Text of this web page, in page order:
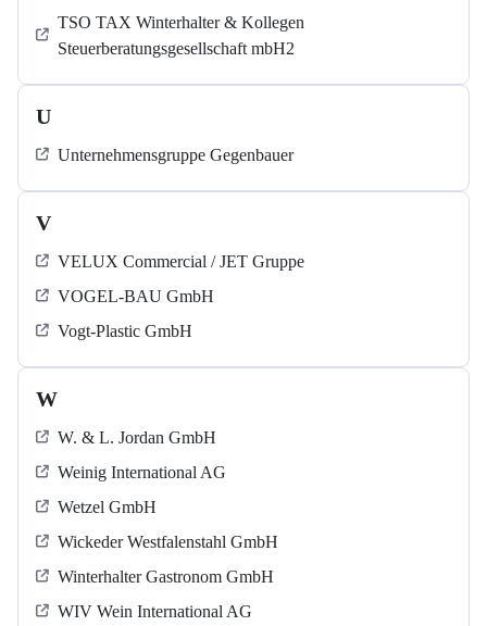
TSO TAX Winterhalter & Kollegen
Steuerberatungsgesellschaft mbH2
U
Unternehmensgruppe Gegenbauer
V
VELUX Commercial / JET Gruppe
VOGEL-BAU GmbH
Vogt-Plastic GmbH
W
W. & L. Jordan GmbH
Weinig International AG
Wetzel GmbH
Wickeder Westfalenstahl GmbH
Winterhalter Gastronom GmbH
WIV Wein International AG